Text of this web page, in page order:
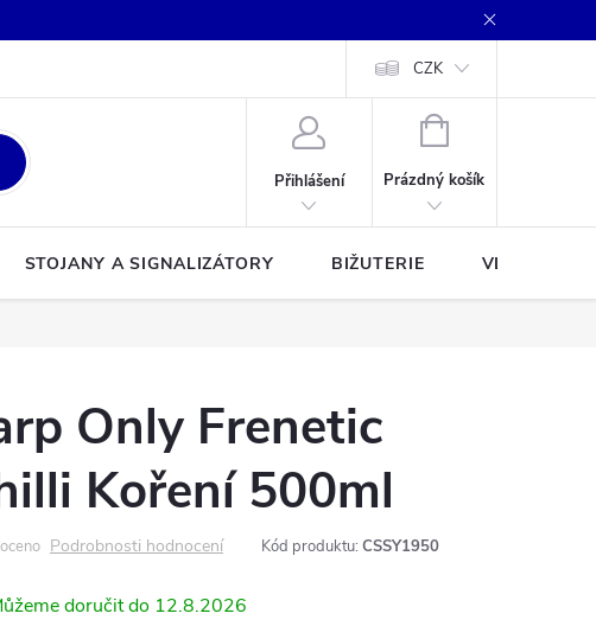
CZK
Přihlášení
NÁKUPNÍ
Prázdný košík
STOJANY A SIGNALIZÁTORY BIŽUTERIE VLASCE A
Only Frenetic
Koření 500ml
Podrobnosti hodnocení Kód produktu: CSSY1950
12.8.2026